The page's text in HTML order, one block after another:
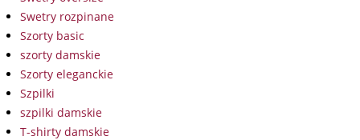
Swetry rozpinane
Szorty basic
szorty damskie
Szorty eleganckie
Szpilki
szpilki damskie
T-shirty damskie